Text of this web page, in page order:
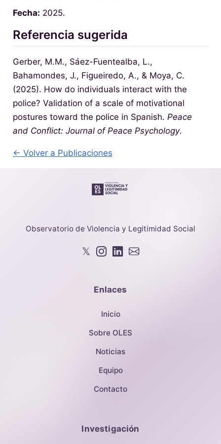
Fecha: 2025.
Referencia sugerida
Gerber, M.M., Sáez-Fuentealba, L.,
Bahamondes, J., Figueiredo, A., & Moya, C.
(2025). How do individuals interact with the
police? Validation of a scale of motivational
postures toward the police in Spanish. Peace
and Conflict: Journal of Peace Psychology.
← Volver a Publicaciones
Observatorio de Violencia y Legitimidad Social
𝕏
Enlaces
Inicio
Sobre OLES
Noticias
Equipo
Contacto
Investigación